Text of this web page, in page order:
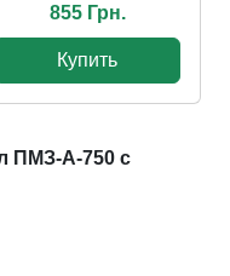
855 Грн.
Купить
ПМЗ-А-750 с